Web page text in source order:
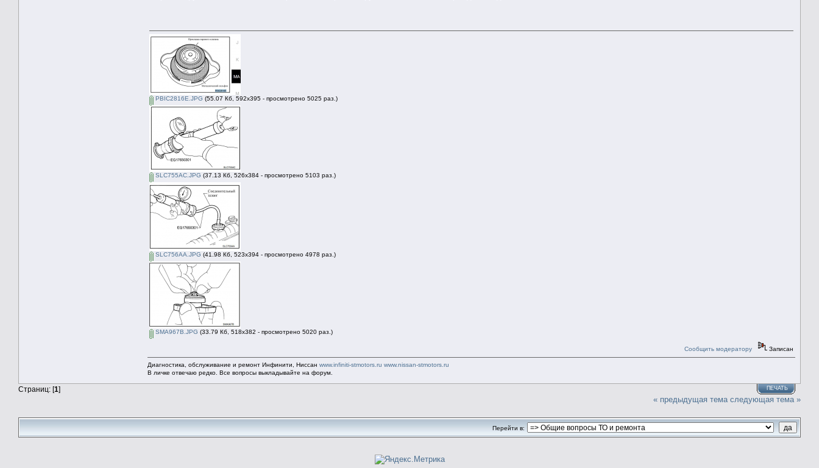
PBIC2816E.JPG (55.07 Кб, 592x395 - просмотрено 5025 раз.)
SLC755AC.JPG (37.13 Кб, 526x384 - просмотрено 5103 раз.)
SLC756AA.JPG (41.98 Кб, 523x394 - просмотрено 4978 раз.)
SMA967B.JPG (33.79 Кб, 518x382 - просмотрено 5020 раз.)
Сообщить модератору Записан
Диагностика, обслуживание и ремонт Инфинити, Ниссан www.infiniti-stmotors.ru www.nissan-stmotors.ru
В личке отвечаю редко. Все вопросы выкладывайте на форум.
Страниц: [1] ПЕЧАТЬ
« предыдущая тема следующая тема »
Перейти в: